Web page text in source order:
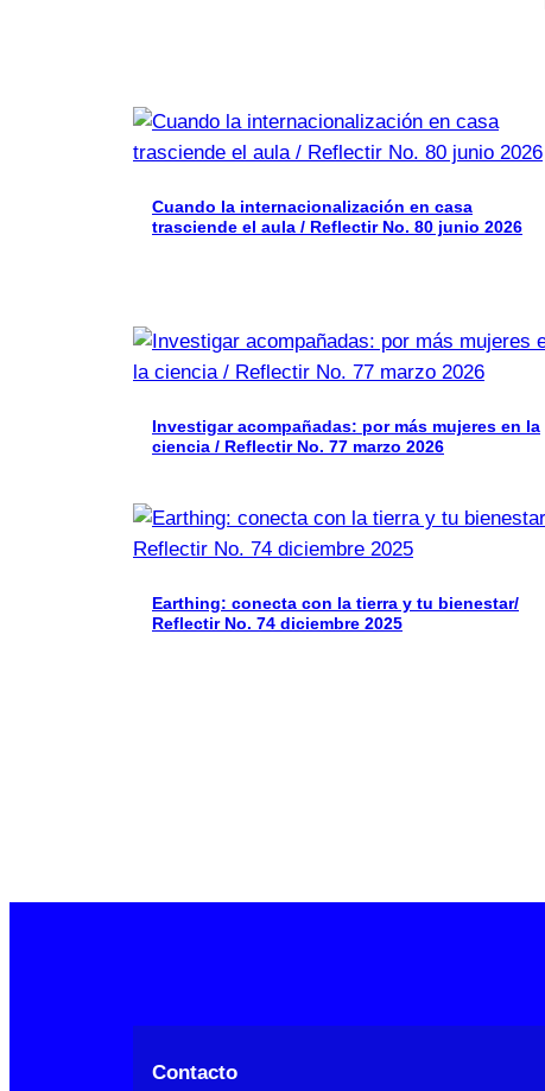
Cuando la internacionalización en casa
trasciende el aula / Reflectir No. 80 junio 2026
Investigar acompañadas: por más mujeres en la
ciencia / Reflectir No. 77 marzo 2026
Earthing: conecta con la tierra y tu bienestar/
Reflectir No. 74 diciembre 2025
Contacto